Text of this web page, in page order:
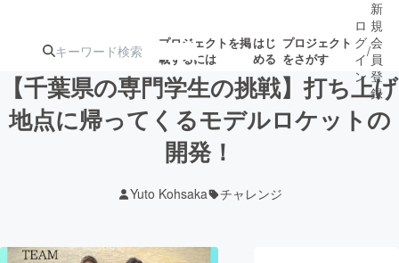
プロジェクトを掲
載するには
はじ
める
プロジェクト
をさがす
注目の新着プロ 募集終了が近いプ
ロ
グ
イ
ン
/
新
規
会
員
登
録
【千葉県の専門学生の挑戦】打ち上げ
地点に帰ってくるモデルロケットの
開発！
Yuto Kohsaka チャレンジ